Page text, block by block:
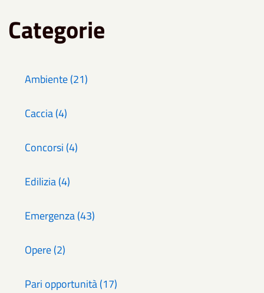
Categorie
Ambiente (21)
Caccia (4)
Concorsi (4)
Edilizia (4)
Emergenza (43)
Opere (2)
Pari opportunità (17)